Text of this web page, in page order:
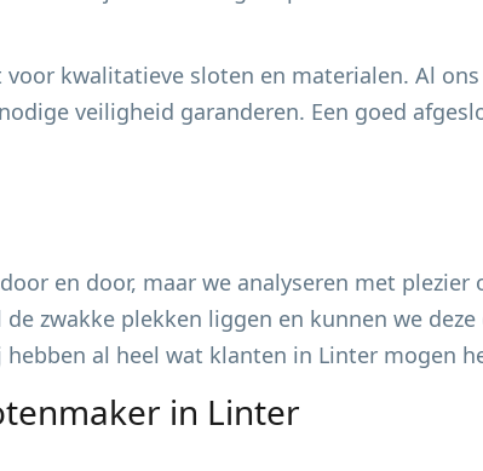
kwalitatieve sloten en materialen. Al
veiligheid garanderen. Een goed
en door, maar we analyseren met
zwakke plekken liggen en kunnen we
al heel wat klanten in Linter mogen
in Linter